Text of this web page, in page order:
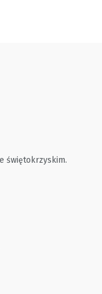
świętokrzyskim.